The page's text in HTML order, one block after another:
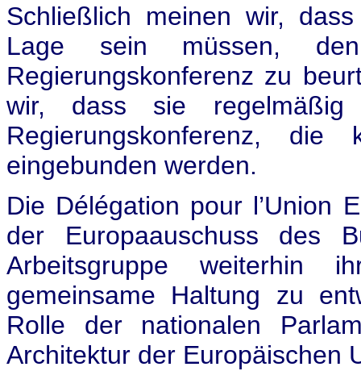
Schließlich meinen wir,
Lage sein müssen,
Regierungskonferenz zu
wir, dass sie
Regierungskonferenz,
eingebunden werden.
Die Délégation pour l’Union
der Europaauschuss des
Arbeitsgruppe weiterhin
gemeinsame Haltung zu
Rolle der nationalen
Architektur der Europäischen